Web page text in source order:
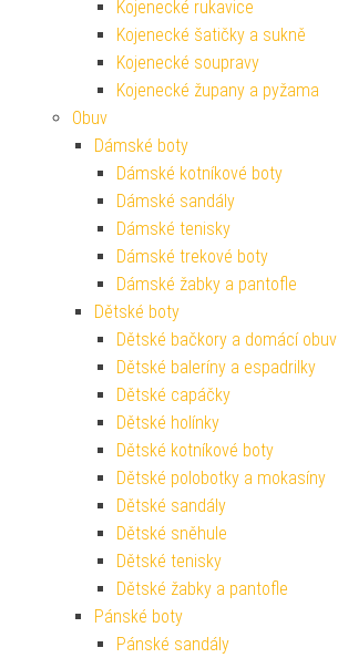
Kojenecké rukavice
Kojenecké šatičky a sukně
Kojenecké soupravy
Kojenecké župany a pyžama
Obuv
Dámské boty
Dámské kotníkové boty
Dámské sandály
Dámské tenisky
Dámské trekové boty
Dámské žabky a pantofle
Dětské boty
Dětské bačkory a domácí obuv
Dětské baleríny a espadrilky
Dětské capáčky
Dětské holínky
Dětské kotníkové boty
Dětské polobotky a mokasíny
Dětské sandály
Dětské sněhule
Dětské tenisky
Dětské žabky a pantofle
Pánské boty
Pánské sandály